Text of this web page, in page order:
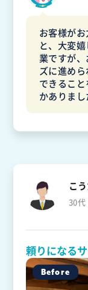
お客様が
と、大変
業ですが
ズに進め
できるこ
かありま
こ
30
頼りになる